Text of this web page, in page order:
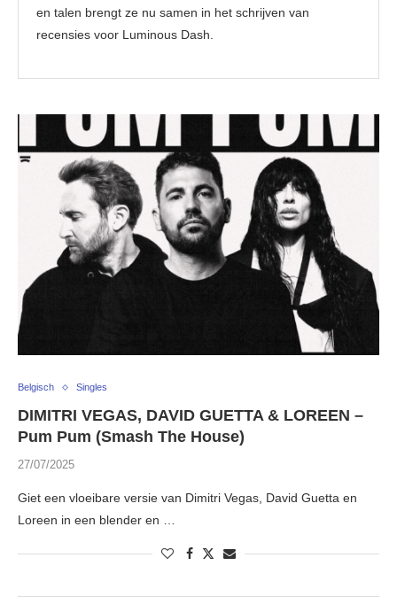
en talen brengt ze nu samen in het schrijven van
recensies voor Luminous Dash.
Belgisch Singles
DIMITRI VEGAS, DAVID GUETTA & LOREEN –
Pum Pum (Smash The House)
27/07/2025
Giet een vloeibare versie van Dimitri Vegas, David Guetta en
Loreen in een blender en …